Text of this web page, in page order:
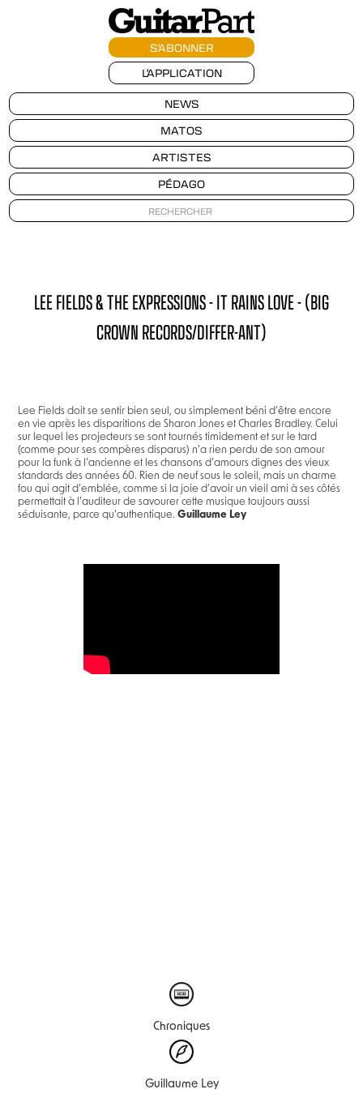
S'ABONNER
L'APPLICATION
NEWS
MATOS
ARTISTES
PÉDAGO
LEE FIELDS & THE EXPRESSIONS - IT RAINS LOVE - (BIG
CROWN RECORDS/DIFFER-ANT)
Lee Fields doit se sentir bien seul, ou simplement béni d’être encore
en vie après les disparitions de Sharon Jones et Charles Bradley. Celui
sur lequel les projecteurs se sont tournés timidement et sur le tard
(comme pour ses compères disparus) n’a rien perdu de son amour
pour la funk à l’ancienne et les chansons d’amours dignes des vieux
standards des années 60. Rien de neuf sous le soleil, mais un charme
fou qui agit d’emblée, comme si la joie d’avoir un vieil ami à ses côtés
permettait à l’auditeur de savourer cette musique toujours aussi
séduisante, parce qu’authentique.Guillaume Ley
Chroniques
Guillaume Ley